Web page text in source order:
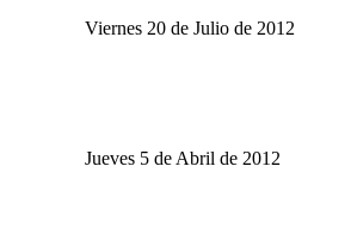
Viernes 20 de Julio de 2012
Jueves 5 de Abril de 2012